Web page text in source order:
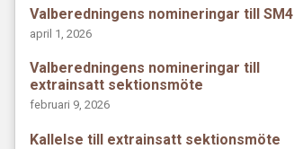
Valberedningens nomineringar till SM4
april 1, 2026
Valberedningens nomineringar till
extrainsatt sektionsmöte
februari 9, 2026
Kallelse till extrainsatt sektionsmöte